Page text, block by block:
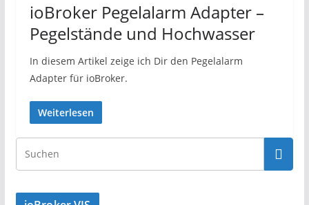
ioBroker Pegelalarm Adapter –
Pegelstände und Hochwasser
In diesem Artikel zeige ich Dir den Pegelalarm
Adapter für ioBroker.
Weiterlesen